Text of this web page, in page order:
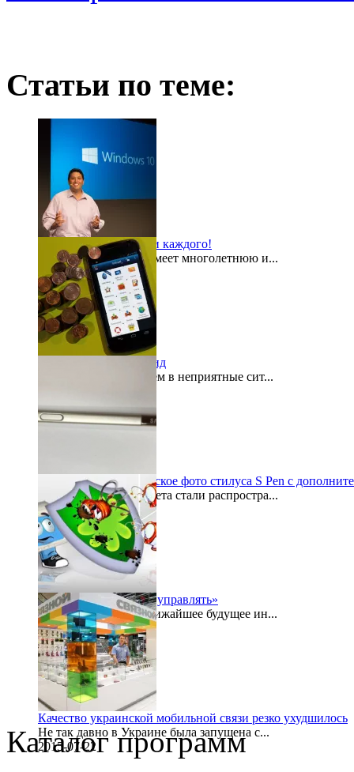
Статьи по теме:
Windows 10 для всех и каждого!
Компания Microsoft имеет многолетнюю и...
2015-08-03
«Кошелек» на Андроид
Как часто мы попадаем в неприятные сит...
Galaxy Note 5: шпионское фото стилуса S Pen с
По просторам интернета стали распростра...
2015-07-27
«Безопасностью надо управлять»
Буквально в самое ближайшее будущее ин...
2015-07-24
Качество украинской мобильной связи резко ухудшилось
Не так давно в Украине была запущена с...
2015-07-22
Каталог программ